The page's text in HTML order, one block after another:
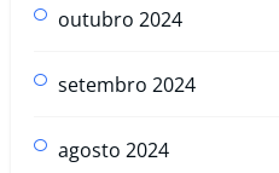
outubro 2024
setembro 2024
agosto 2024